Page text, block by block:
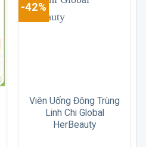
-42%
Viên Uống Đông Trùng
Linh Chi Global
HerBeauty